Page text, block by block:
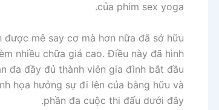
của phim sex yoga.
mê say cơ mà hơn nữa đã sở hữu
nhiều chữa giá cao. Điều này đã hình
đa đầy đủ thành viên gia đình bắt đầu
họa hưởng sự đi lên của bằng hữu và
phần đa cuộc thi đấu dưới đây.